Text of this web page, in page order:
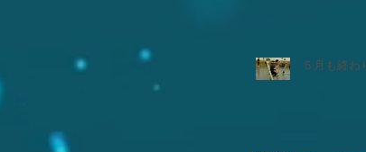
５月も終わ